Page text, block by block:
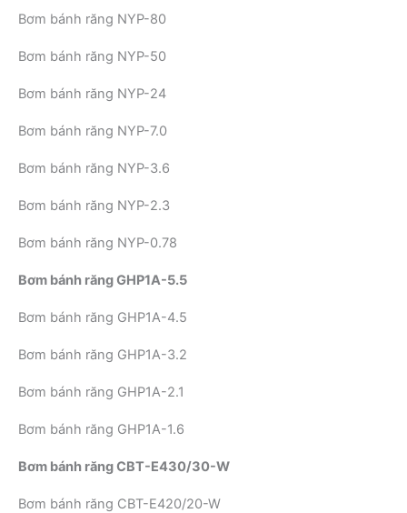
Bơm bánh răng NYP-80
Bơm bánh răng NYP-50
Bơm bánh răng NYP-24
Bơm bánh răng NYP-7.0
Bơm bánh răng NYP-3.6
Bơm bánh răng NYP-2.3
Bơm bánh răng NYP-0.78
Bơm bánh răng GHP1A-5.5
Bơm bánh răng GHP1A-4.5
Bơm bánh răng GHP1A-3.2
Bơm bánh răng GHP1A-2.1
Bơm bánh răng GHP1A-1.6
Bơm bánh răng CBT-E430/30-W
Bơm bánh răng CBT-E420/20-W